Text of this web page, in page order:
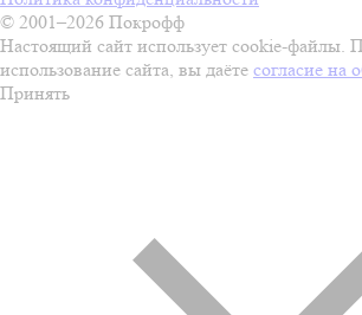
© 2001–2026 Покрофф
Настоящий сайт использует cookie-файлы.
использование сайта, вы даёте согласие на
Принять